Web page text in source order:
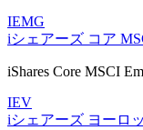
IEMG
iシェアーズ コア
iShares Core MSCI
IEV
iシェアーズ ヨーロ